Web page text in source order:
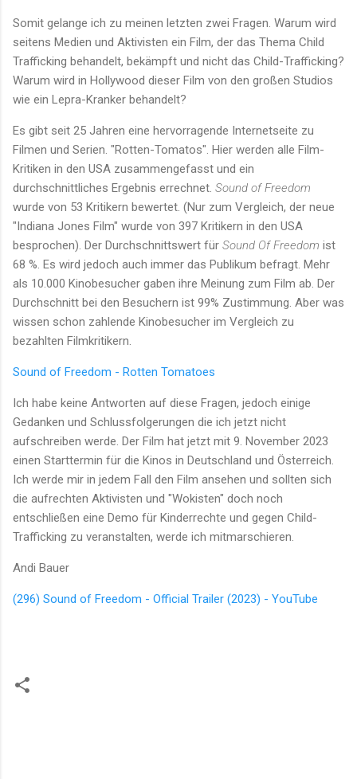
Somit gelange ich zu meinen letzten zwei Fragen. Warum wird
seitens Medien und Aktivisten ein Film, der das Thema Child
Trafficking behandelt, bekämpft und nicht das Child-Trafficking?
Warum wird in Hollywood dieser Film von den großen Studios
wie ein Lepra-Kranker behandelt?
Es gibt seit 25 Jahren eine hervorragende Internetseite zu
Filmen und Serien. "Rotten-Tomatos". Hier werden alle Film-
Kritiken in den USA zusammengefasst und ein
durchschnittliches Ergebnis errechnet. Sound of Freedom
wurde von 53 Kritikern bewertet. (Nur zum Vergleich, der neue
"Indiana Jones Film" wurde von 397 Kritikern in den USA
besprochen). Der Durchschnittswert für Sound Of Freedom ist
68 %. Es wird jedoch auch immer das Publikum befragt. Mehr
als 10.000 Kinobesucher gaben ihre Meinung zum Film ab. Der
Durchschnitt bei den Besuchern ist 99% Zustimmung. Aber was
wissen schon zahlende Kinobesucher im Vergleich zu
bezahlten Filmkritikern.
Sound of Freedom - Rotten Tomatoes
Ich habe keine Antworten auf diese Fragen, jedoch einige
Gedanken und Schlussfolgerungen die ich jetzt nicht
aufschreiben werde. Der Film hat jetzt mit 9. November 2023
einen Starttermin für die Kinos in Deutschland und Österreich.
Ich werde mir in jedem Fall den Film ansehen und sollten sich
die aufrechten Aktivisten und "Wokisten" doch noch
entschließen eine Demo für Kinderrechte und gegen Child-
Trafficking zu veranstalten, werde ich mitmarschieren.
Andi Bauer
(296) Sound of Freedom - Official Trailer (2023) - YouTube